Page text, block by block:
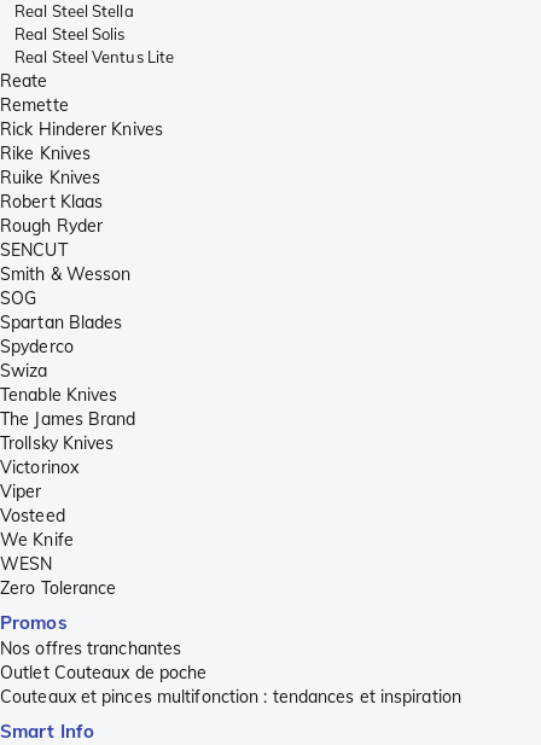
Real Steel Stella
Real Steel Solis
Real Steel Ventus Lite
Reate
Remette
Rick Hinderer Knives
Rike Knives
Ruike Knives
Robert Klaas
Rough Ryder
SENCUT
Smith & Wesson
SOG
Spartan Blades
Spyderco
Swiza
Tenable Knives
The James Brand
Trollsky Knives
Victorinox
Viper
Vosteed
We Knife
WESN
Zero Tolerance
Promos
Nos offres tranchantes
Outlet Couteaux de poche
Couteaux et pinces multifonction : tendances et inspiration
Smart Info